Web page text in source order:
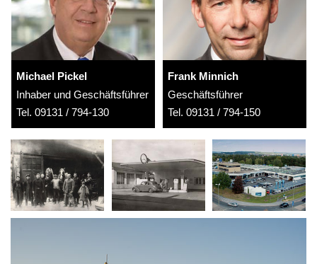
Michael Pickel
Inhaber und Geschäftsführer
Tel. 09131 / 794-130
Frank Minnich
Geschäftsführer
Tel. 09131 / 794-150